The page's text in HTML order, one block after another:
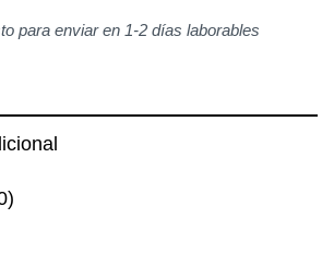
para enviar en 1-2 días laborables